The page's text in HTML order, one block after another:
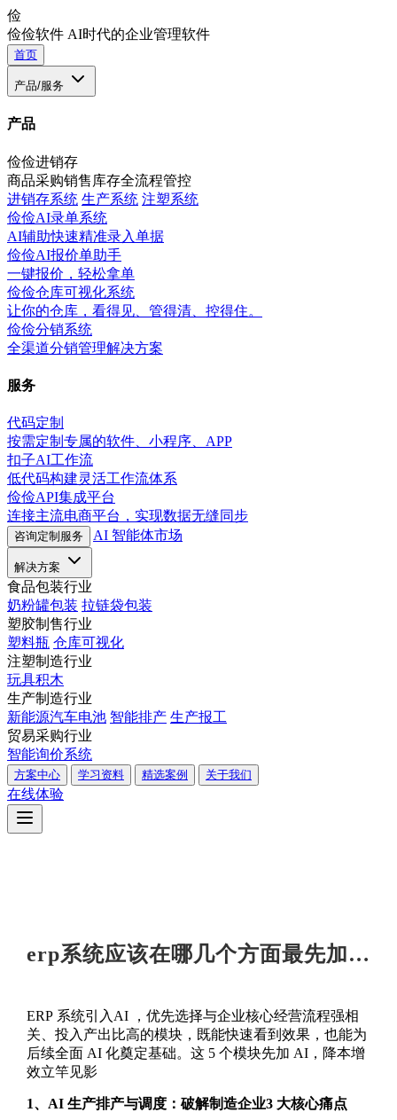
俭
俭俭软件 AI时代的企业管理软件
首页
产品/服务
产品
俭俭进销存
商品采购销售库存全流程管控
进销存系统 生产系统 注塑系统
俭俭AI录单系统
AI辅助快速精准录入单据
俭俭AI报价单助手
一键报价，轻松拿单
俭俭仓库可视化系统
让你的仓库，看得见、管得清、控得住。
俭俭分销系统
全渠道分销管理解决方案
服务
代码定制
按需定制专属的软件、小程序、APP
扣子AI工作流
低代码构建灵活工作流体系
俭俭API集成平台
连接主流电商平台，实现数据无缝同步
咨询定制服务 AI 智能体市场
解决方案
食品包装行业
奶粉罐包装 拉链袋包装
塑胶制售行业
塑料瓶 仓库可视化
注塑制造行业
玩具积木
生产制造行业
新能源汽车电池 智能排产 生产报工
贸易采购行业
智能询价系统
方案中心 学习资料 精选案例 关于我们
在线体验
erp系统应该在哪几个方面最先加上AI比较好？
ERP 系统引入 AI
，优先选择与企业核心经营流程强相
关、投入产出比高的模块，既能快速看到效果，也能为
后续全面 AI 化奠定基础。这 5 个模块先加 AI，降本增
效立竿见影
1、 AI 生产排产与调度：破解制造企业3 大核心痛点